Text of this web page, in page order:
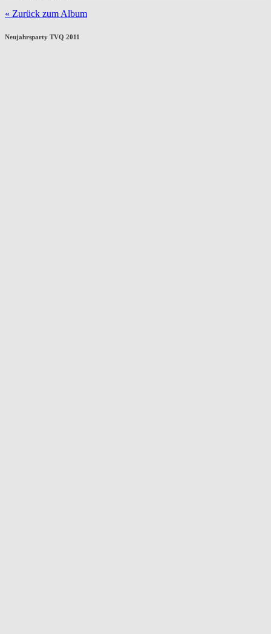
« Zurück zum Album
Neujahrsparty TVQ 2011